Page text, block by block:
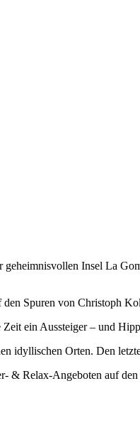
Insel La
Spuren von Christoph
ein Aussteiger – und
idyllischen Orten. Den
& Relax-Angeboten auf